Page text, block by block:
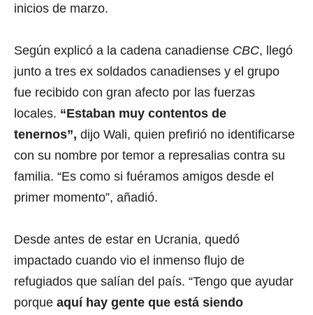
inicios de marzo.
Según explicó a la cadena canadiense CBC, llegó
junto a tres ex soldados canadienses y el grupo
fue recibido con gran afecto por las fuerzas
locales. “Estaban muy contentos de
tenernos”, dijo Wali, quien prefirió no identificarse
con su nombre por temor a represalias contra su
familia. “Es como si fuéramos amigos desde el
primer momento”, añadió.
Desde antes de estar en Ucrania, quedó
impactado cuando vio el inmenso flujo de
refugiados que salían del país. “Tengo que ayudar
porque aquí hay gente que está siendo